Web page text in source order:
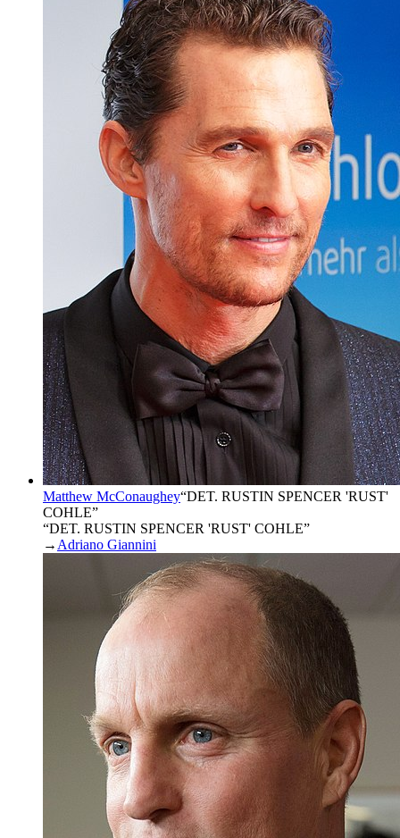
Matthew McConaughey“DET. RUSTIN SPENCER 'RUST'
COHLE”
“DET. RUSTIN SPENCER 'RUST' COHLE”
→ Adriano Giannini